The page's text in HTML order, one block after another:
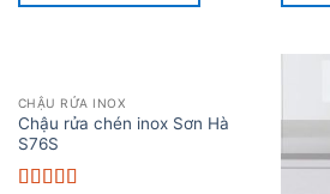
CHẬU RỬA INOX
Chậu rửa chén inox Sơn Hà
S76S